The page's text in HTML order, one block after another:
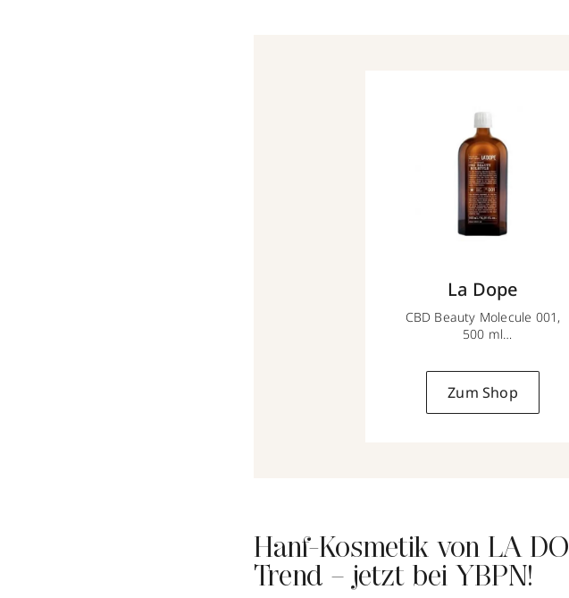
La Dope
CBD Beauty Molecule 001,
500 ml
Zum Shop
Hanf-Kosmetik von LA
Trend – jetzt bei YBPN!